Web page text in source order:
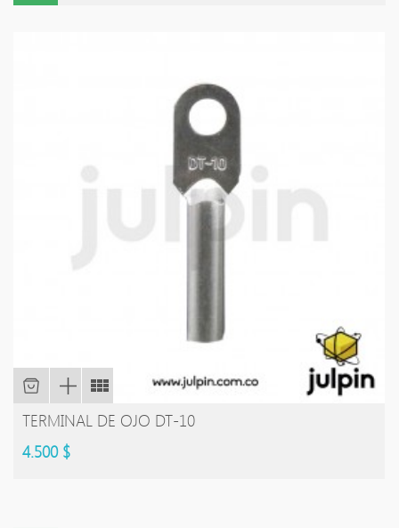
TERMINAL DE OJO DT-10
4.500 $